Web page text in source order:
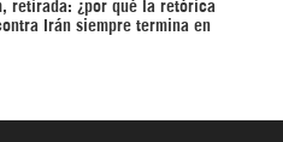
retirada: ¿por qué la retórica
Irán siempre termina en